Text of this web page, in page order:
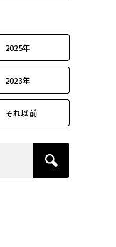
2025年
2023年
それ以前